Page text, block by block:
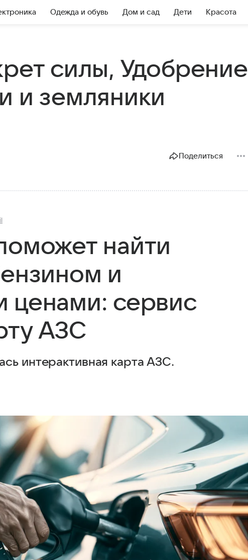
Одежда и обувь Дом и сад Дети Красота
силы, Удобрение
и земляники
Поделиться
найти
и
ценами: сервис
АЗС
интерактивная карта АЗС.